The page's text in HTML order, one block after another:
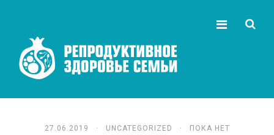
27.06.2019 · UNCATEGORIZED
· ПОКА НЕТ